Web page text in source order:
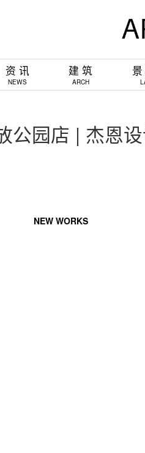
资 讯
NEWS
建 筑
ARCH
公园店 | 杰恩
NEW WORKS